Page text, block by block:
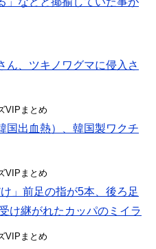
ん、ツキノワグマに侵入さ
VIPまとめ
国出血熱）、韓国製ワクチ
VIPまとめ
け」前足の指が5本、後ろ足
け継がれたカッパのミイラ
VIPまとめ